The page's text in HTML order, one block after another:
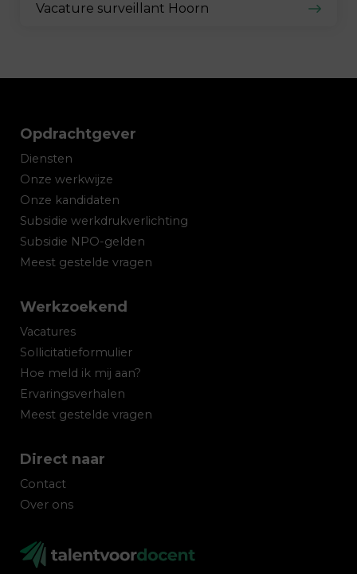
Vacature surveillant Hoorn
Opdrachtgever
Diensten
Onze werkwijze
Onze kandidaten
Subsidie werkdrukverlichting
Subsidie NPO-gelden
Meest gestelde vragen
Werkzoekend
Vacatures
Sollicitatieformulier
Hoe meld ik mij aan?
Ervaringsverhalen
Meest gestelde vragen
Direct naar
Contact
Over ons